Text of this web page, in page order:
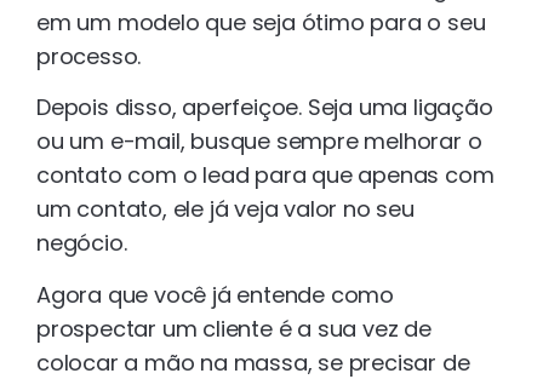
em um modelo que seja ótimo para o seu
processo.
Depois disso, aperfeiçoe. Seja uma ligação
ou um e-mail, busque sempre melhorar o
contato com o lead para que apenas com
um contato, ele já veja valor no seu
negócio.
Agora que você já entende como
prospectar um cliente é a sua vez de
colocar a mão na massa, se precisar de